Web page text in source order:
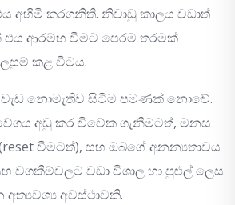
අහිමි කරගනිති. නිවාඩු කාලය වඩාත්
ආරම්භ වීමට පෙරම තරමක්
කළ විටය.
නොමැතිව සිටීම පමණක් නොවේ.
අඩු කර විවේක ගැනීමටත්, මනස
වීමටත්), සහ ඔබගේ අනන්‍යතාවය
වගකීම්වලට වඩා විශාල හා පුළුල් ලෙස
අත්‍යවශ්‍ය අවස්ථාවකි.